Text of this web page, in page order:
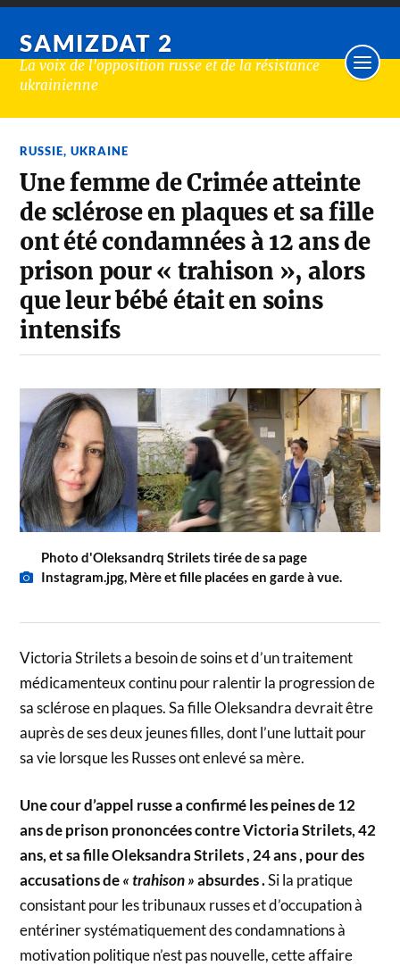
SAMIZDAT 2
La voix de l'opposition russe et de la résistance
ukrainienne
RUSSIE,UKRAINE
Une femme de Crimée atteinte
de sclérose en plaques et sa fille
ont été condamnées à 12 ans de
prison pour « trahison », alors
que leur bébé était en soins
intensifs
Photo d'Oleksandrq Strilets tirée de sa page
Instagram.jpg, Mère et fille placées en garde à vue.
Victoria Strilets a besoin de soins et d’un traitement
médicamenteux continu pour ralentir la progression de
sa sclérose en plaques. Sa fille Oleksandra devrait être
auprès de ses deux jeunes filles, dont l’une luttait pour
sa vie lorsque les Russes ont enlevé sa mère.
Une cour d’appel russe a confirmé les peines de 12
ans de prison prononcées contre Victoria Strilets, 42
ans, et sa fille Oleksandra Strilets , 24 ans , pour des
accusations de« trahison »absurdes .Si la pratique
consistant pour les tribunaux russes et d’occupation à
entériner systématiquement des condamnations à
motivation politique n’est pas nouvelle, cette affaire